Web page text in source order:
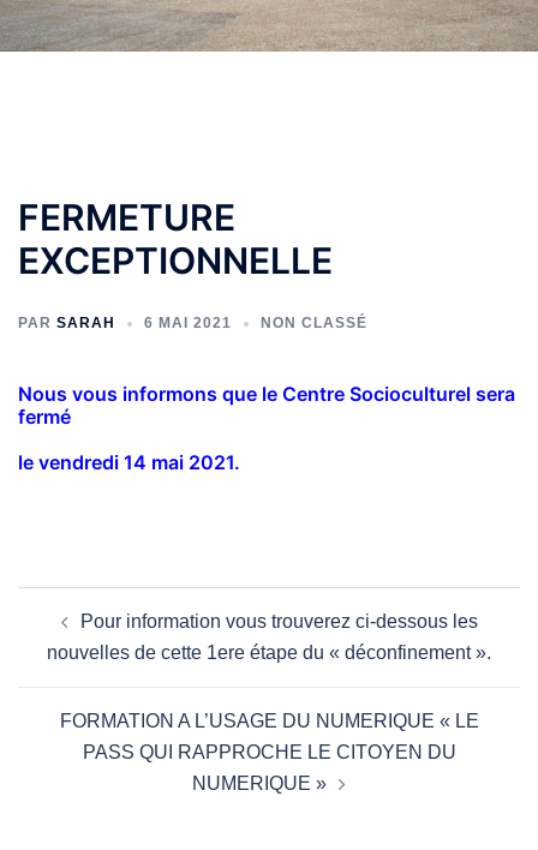
FERMETURE
EXCEPTIONNELLE
PAR SARAH 6 MAI 2021 NON CLASSÉ
Nous vous informons que le Centre Socioculturel sera
fermé
le vendredi 14 mai 2021.
d’articlePour information vous trouverez ci-dessous les
nouvelles de cette 1ere étape du « déconfinement ».
FORMATION A L’USAGE DU NUMERIQUE « LE
PASS QUI RAPPROCHE LE CITOYEN DU
NUMERIQUE »